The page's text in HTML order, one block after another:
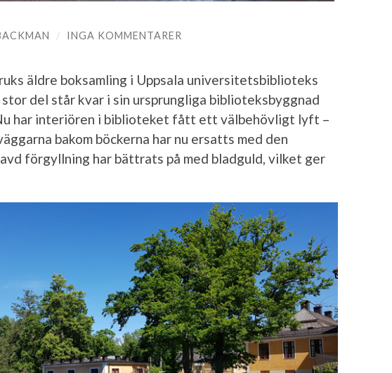
/ INGA KOMMENTARER
äldre boksamling i Uppsala universitetsbiblioteks
stor del står kvar i sin ursprungliga biblioteksbyggnad
har interiören i biblioteket fått ett välbehövligt lyft –
bakom böckerna har nu ersatts med den
förgyllning har bättrats på med bladguld, vilket ger